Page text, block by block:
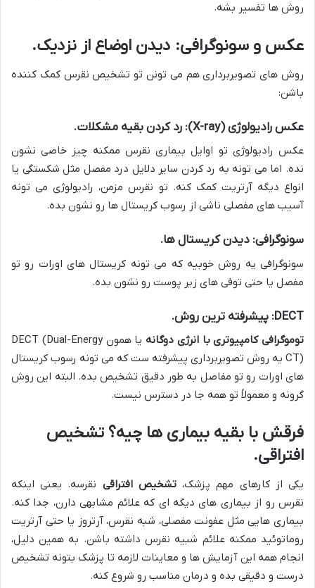
روش ها تفسیر بشه.
عکس و سونوگرافی: دیدن اوضاع از نزدیک.
روش های تصویربرداری هم می تونن تو تشخیص نقرس کمک کننده
باشن:
عکس رادیولوژی (X-ray): رد کردن بقیه مشکلات.
عکس رادیولوژی تو اوایل بیماری نقرس ممکنه چیز خاصی نشون
نده. اما می تونه به رد کردن سایر دلایل درد مفصل مثل شکستگی یا
انواع دیگه آرتریت کمک کنه. تو نقرس مزمن، رادیولوژی می تونه
آسیب های مفصلی ناشی از رسوب کریستال ها رو نشون بده.
سونوگرافی: دیدن کریستال ها.
سونوگرافی یه روش خوبیه که می تونه کریستال های اورات رو تو
مفصل یا حتی توفی های زیر پوست رو نشون بده.
DECT: پیشرفته ترین روش.
توموگرافی کامپیوتری با انرژی دوگانه
یا همون DECT (Dual-Energy
CT) یه روش تصویربرداری پیشرفته ست که می تونه رسوب کریستال
های اورات رو تو مفاصل به طور دقیق تشخیص بده. البته این روش
گرونه و معمولاً تو همه جا در دسترس نیست.
فرقش با بقیه بیماری ها چیه؟ تشخیص
افتراقی.
یکی از کارهای مهم پزشک،تشخیص افتراقی نقرسه. یعنی اینکه
نقرس رو از بیماری های دیگه ای که علائم مشابهی دارن، جدا کنه.
بیماری هایی مثل عفونت مفصلی، شبه نقرس، آرتروز یا حتی آرتریت
روماتوئید ممکنه علائم شبیه نقرس داشته باشن. به همین دلیل،
انجام همه این آزمایش ها و معاینات لازمه تا پزشک بتونه تشخیص
درست و دقیقی بده و درمان مناسب رو شروع کنه.